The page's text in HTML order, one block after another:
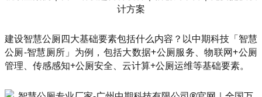
建设智慧公厕四大基础要素包括什么内容？以中期科技「智慧
公厕-智慧厕所」为例，包括大数据+公厕服务、物联网+公厕
管理、传感感知+公厕安全、云计算+公厕运维等基础要素。